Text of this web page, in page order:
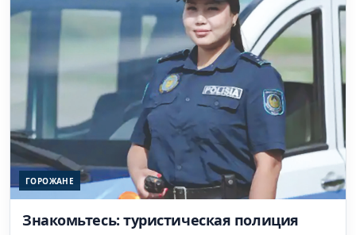
ГОРОЖАНЕ
Знакомьтесь: туристическая полиция